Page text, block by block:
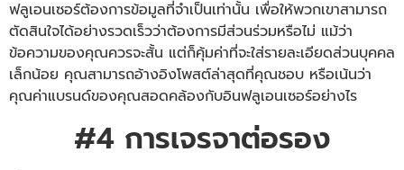
ฟลูเอนเซอร์ต้องการข้อมูลที่จำเป็นเท่านั้น เพื่อให้พวกเขาสามารถ
ตัดสินใจได้อย่างรวดเร็วว่าต้องการมีส่วนร่วมหรือไม่ แม้ว่า
ข้อความของคุณควรจะสั้น แต่ก็คุ้มค่าที่จะใส่รายละเอียดส่วนบุคคล
เล็กน้อย คุณสามารถอ้างอิงโพสต์ล่าสุดที่คุณชอบ หรือเน้นว่า
คุณค่าแบรนด์ของคุณสอดคล้องกับอินฟลูเอนเซอร์อย่างไร
#4 การเจรจาต่อรอง